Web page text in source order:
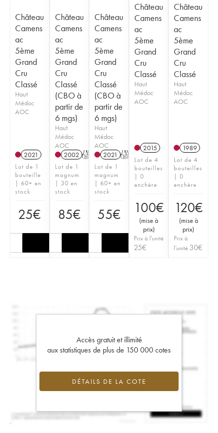
Château
Camens
ac
5ème
Grand
Cru
Classé
Haut
Médoc
AOC
2021
Lot de 1
bouteille
| 60+ en
stock
25€
Château
Camens
ac
5ème
Grand
Cru
Classé
(CBO à
partir de
6 mgs)
Haut
Médoc
AOC
2002 T
Lot de 1
magnum
| 30 en
stock
85€
Château
Camens
ac
5ème
Grand
Cru
Classé
(CBO à
partir de
6 mgs)
Haut
Médoc
AOC
2021 T
Lot de 1
magnum
| 60+ en
stock
55€
Château
Camens
ac
5ème
Grand
Cru
Classé
Haut
Médoc
AOC
2015
Lot de 4
bouteilles
| 0
enchère
100€
(mise à
prix)
Prix à l'unité
25€
Château
Camens
ac
5ème
Grand
Cru
Classé
Haut
Médoc
AOC
1989
Lot de 4
bouteilles
| 0
enchère
120€
(mise à
prix)
Prix à
l'unité 30€
Accès gratuit et illimité
aux statistiques de plus de 150 000 cotes
DÉTAILS DE LA COTE